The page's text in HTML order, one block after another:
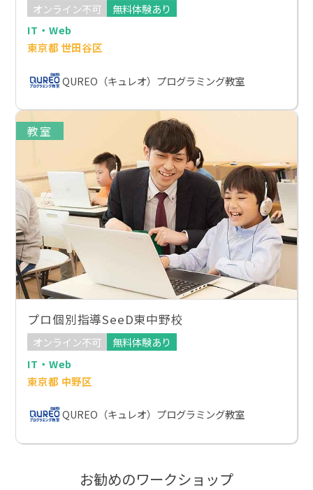
オンライン不可
無料体験あり
IT・Web
東京都 世田谷区
QUREO（キュレオ）プログラミング教室
教室
プロ個別指導SeeD東中野校
オンライン不可
無料体験あり
IT・Web
東京都 中野区
QUREO（キュレオ）プログラミング教室
お勧めのワークショップ